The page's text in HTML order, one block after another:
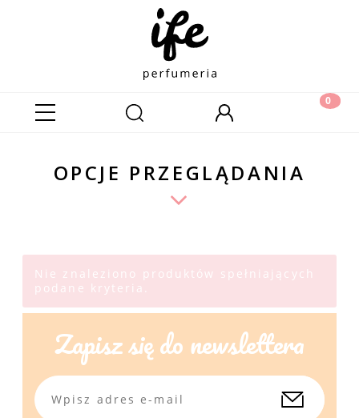
OPCJE PRZEGLĄDANIA
Nie znaleziono produktów spełniających
podane kryteria.
Zapisz się do newslettera